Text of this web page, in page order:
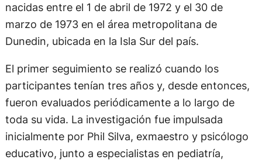
nacidas entre el 1 de abril de 1972 y el 30 de
marzo de 1973 en el área metropolitana de
Dunedin, ubicada en la Isla Sur del país.
El primer seguimiento se realizó cuando los
participantes tenían tres años y, desde entonces,
fueron evaluados periódicamente a lo largo de
toda su vida. La investigación fue impulsada
inicialmente por Phil Silva, exmaestro y psicólogo
educativo, junto a especialistas en pediatría,